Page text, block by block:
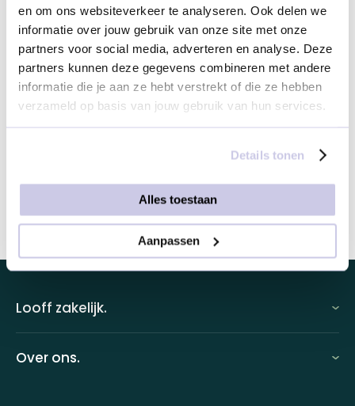
en om ons websiteverkeer te analyseren. Ook delen we
informatie over jouw gebruik van onze site met onze
partners voor social media, adverteren en analyse. Deze
partners kunnen deze gegevens combineren met andere
informatie die je aan ze hebt verstrekt of die ze hebben
verzameld op basis van jouw gebruik van hun services.
Details tonen
Alles toestaan
Aanpassen
Selecteer je bezorgservice
Is het bezorgadres in Nederland?
Ja
Nee
Dit product toevoegen
Looff zakelijk.
Over ons.